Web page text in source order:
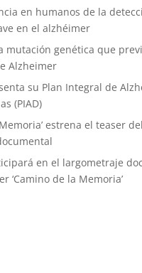
en humanos de la
en el alzhéimer
mutación genética que
Alzheimer
su Plan Integral de
(PIAD)
estrena el teaser del
en el largometraje
‘Camino de la Memoria’